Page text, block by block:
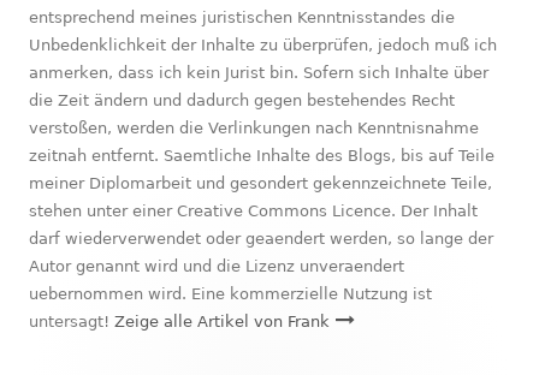
entsprechend meines juristischen Kenntnisstandes die
Unbedenklichkeit der Inhalte zu überprüfen, jedoch muß ich
anmerken, dass ich kein Jurist bin. Sofern sich Inhalte über
die Zeit ändern und dadurch gegen bestehendes Recht
verstoßen, werden die Verlinkungen nach Kenntnisnahme
zeitnah entfernt. Saemtliche Inhalte des Blogs, bis auf Teile
meiner Diplomarbeit und gesondert gekennzeichnete Teile,
stehen unter einer Creative Commons Licence. Der Inhalt
darf wiederverwendet oder geaendert werden, so lange der
Autor genannt wird und die Lizenz unveraendert
uebernommen wird. Eine kommerzielle Nutzung ist
untersagt! Zeige alle Artikel von Frank